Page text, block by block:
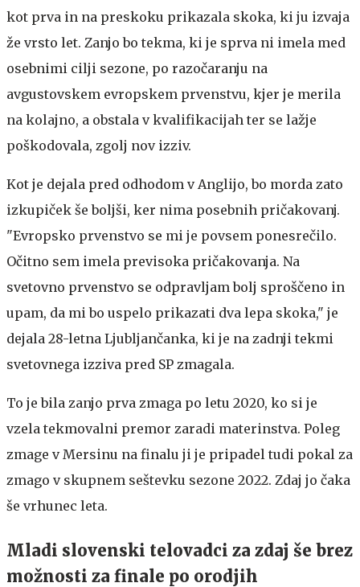
kot prva in na preskoku prikazala skoka, ki ju izvaja
že vrsto let. Zanjo bo tekma, ki je sprva ni imela med
osebnimi cilji sezone, po razočaranju na
avgustovskem evropskem prvenstvu, kjer je merila
na kolajno, a obstala v kvalifikacijah ter se lažje
poškodovala, zgolj nov izziv.
Kot je dejala pred odhodom v Anglijo, bo morda zato
izkupiček še boljši, ker nima posebnih pričakovanj.
"Evropsko prvenstvo se mi je povsem ponesrečilo.
Očitno sem imela previsoka pričakovanja. Na
svetovno prvenstvo se odpravljam bolj sproščeno in
upam, da mi bo uspelo prikazati dva lepa skoka," je
dejala 28-letna Ljubljančanka, ki je na zadnji tekmi
svetovnega izziva pred SP zmagala.
To je bila zanjo prva zmaga po letu 2020, ko si je
vzela tekmovalni premor zaradi materinstva. Poleg
zmage v Mersinu na finalu ji je pripadel tudi pokal za
zmago v skupnem seštevku sezone 2022. Zdaj jo čaka
še vrhunec leta.
Mladi slovenski telovadci za zdaj še brez
možnosti za finale po orodjih